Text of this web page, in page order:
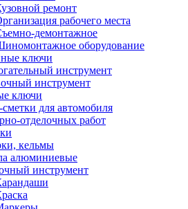
ремонт
рабочего места
демонтажное
оборудование
ключи
инструмент
инструмент
ключи
для автомобиля
отделочных работ
кельмы
алюминиевые
инструмент